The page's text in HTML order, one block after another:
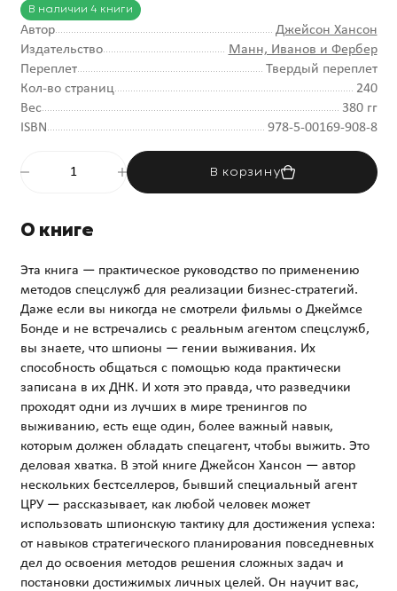
В наличии 4 книги
Автор
Джейсон Хансон
Издательство
Манн, Иванов и Фербер
Переплет
Твердый переплет
Кол-во страниц
240
Вес
380 гг
ISBN
978-5-00169-908-8
В корзину
О книге
Эта книга — практическое руководство по применению
методов спецслужб для реализации бизнес-стратегий.
Даже если вы никогда не смотрели фильмы о Джеймсе
Бонде и не встречались с реальным агентом спецслужб,
вы знаете, что шпионы — гении выживания. Их
способность общаться с помощью кода практически
записана в их ДНК. И хотя это правда, что разведчики
проходят одни из лучших в мире тренингов по
выживанию, есть еще один, более важный навык,
которым должен обладать спецагент, чтобы выжить. Это
деловая хватка. В этой книге Джейсон Хансон — автор
нескольких бестселлеров, бывший специальный агент
ЦРУ — рассказывает, как любой человек может
использовать шпионскую тактику для достижения успеха:
от навыков стратегического планирования повседневных
дел до освоения методов решения сложных задач и
постановки достижимых личных целей. Он научит вас,